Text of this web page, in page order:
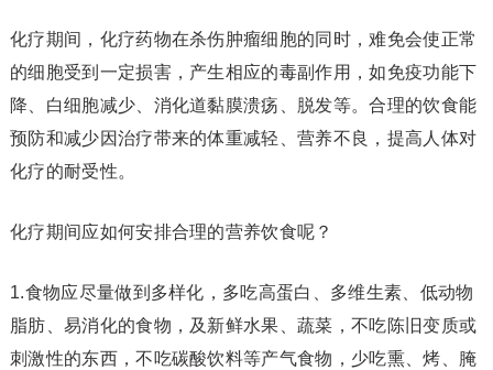
化疗期间，化疗药物在杀伤肿瘤细胞的同时，难免会使正常
的细胞受到一定损害，产生相应的毒副作用，如免疫功能下
降、白细胞减少、消化道黏膜溃疡、脱发等。合理的饮食能
预防和减少因治疗带来的体重减轻、营养不良，提高人体对
化疗的耐受性。
化疗期间应如何安排合理的营养饮食呢？
1.食物应尽量做到多样化，多吃高蛋白、多维生素、低动物
脂肪、易消化的食物，及新鲜水果、蔬菜，不吃陈旧变质或
刺激性的东西，不吃碳酸饮料等产气食物，少吃熏、烤、腌